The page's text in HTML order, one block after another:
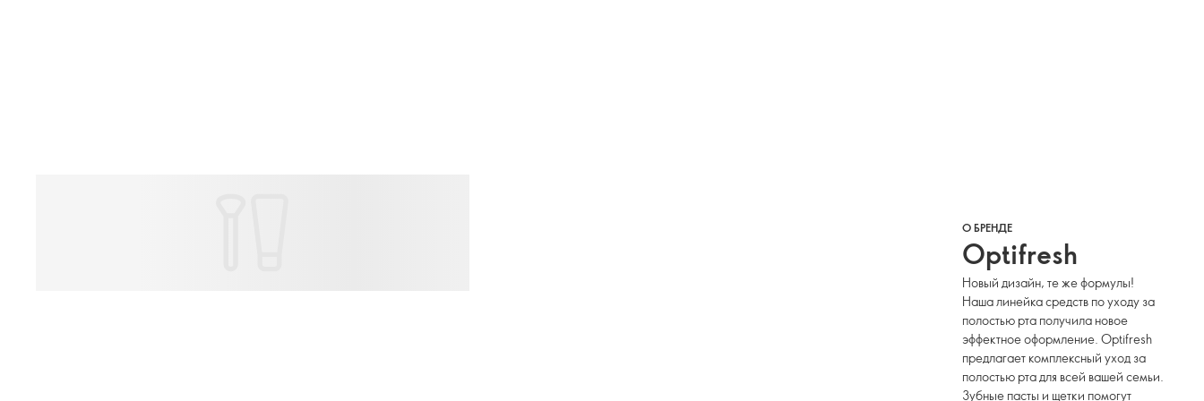
О БРЕНДЕ
Optifresh
Новый дизайн, те же формулы!
Наша линейка средств по уходу за
полостью рта получила новое
эффектное оформление. Optifresh
предлагает комплексный уход за
полостью рта для всей вашей семьи.
Зубные пасты и щетки помогут